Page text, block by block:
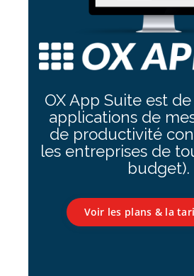
OX App Suite est
applications de
de productivité
les entreprises de
budget).
Voir les plans & la